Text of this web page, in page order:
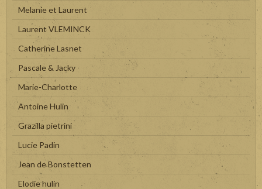
Melanie et Laurent
Laurent VLEMINCK
Catherine Lasnet
Pascale & Jacky
Marie-Charlotte
Antoine Hulin
Grazilla pietrini
Lucie Padin
Jean de Bonstetten
Elodie hulin